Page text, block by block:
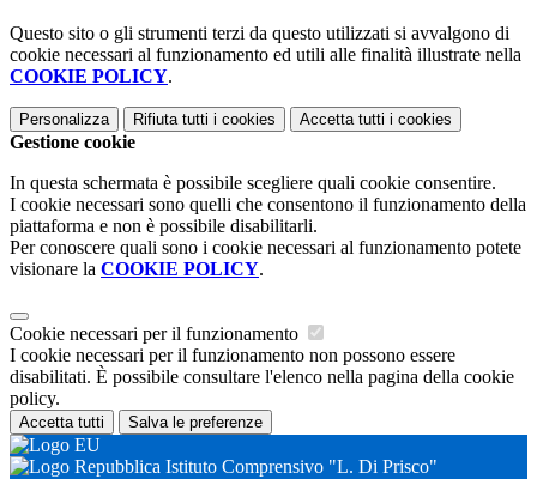
Questo sito o gli strumenti terzi da questo utilizzati si avvalgono di
cookie necessari al funzionamento ed utili alle finalità illustrate nella
COOKIE POLICY.
Personalizza Rifiuta tutti i cookies Accetta tutti i cookies
Gestione cookie
In questa schermata è possibile scegliere quali cookie consentire.
I cookie necessari sono quelli che consentono il funzionamento della
piattaforma e non è possibile disabilitarli.
Per conoscere quali sono i cookie necessari al funzionamento potete
visionare la COOKIE POLICY.
Cookie necessari per il funzionamento
I cookie necessari per il funzionamento non possono essere
disabilitati. È possibile consultare l'elenco nella pagina della cookie
policy.
Accetta tutti Salva le preferenze
Istituto Comprensivo "L. Di Prisco"